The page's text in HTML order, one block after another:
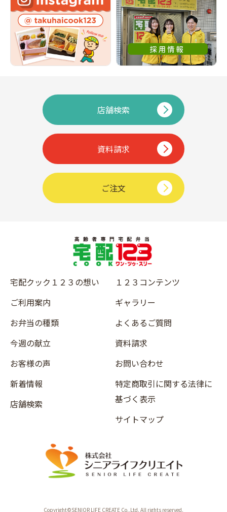
店舗検索
資料請求
ご注文
宅配クック１２３の想い
ご利用案内
お弁当の種類
今週の献立
お客様の声
新着情報
店舗検索
１２３コンテンツ
ギャラリー
よくあるご質問
資料請求
お問い合わせ
特定商取引に関する法律に
基づく表示
サイトマップ
Copyright©SENIOR LIFE CREATE Co.,Ltd. All rights reserved.